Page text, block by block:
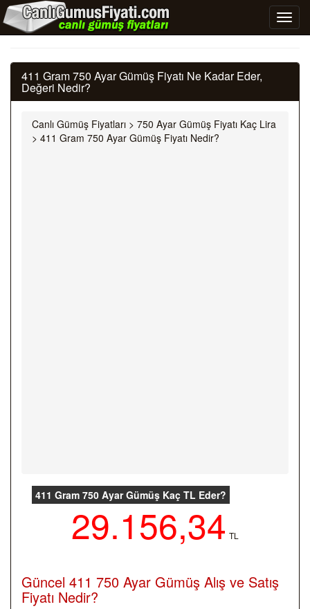
411 Gram 750 Ayar Gümüş Fiyatı Ne Kadar Eder,
Değeri Nedir?
Canlı Gümüş Fiyatları > 750 Ayar Gümüş Fiyatı Kaç Lira
> 411 Gram 750 Ayar Gümüş Fiyatı Nedir?
411 Gram 750 Ayar Gümüş Kaç TL Eder?
29.156,34 TL
Güncel 411 750 Ayar Gümüş Alış ve Satış
Fiyatı Nedir?